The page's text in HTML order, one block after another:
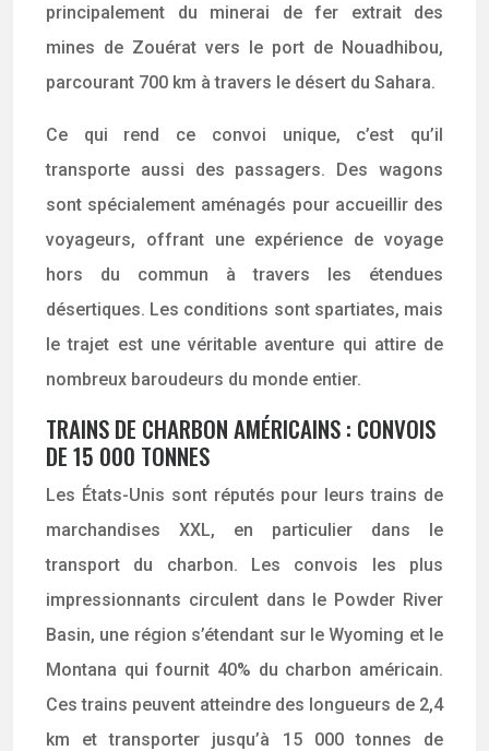
principalement du minerai de fer extrait des
mines de Zouérat vers le port de Nouadhibou,
parcourant 700 km à travers le désert du Sahara.
Ce qui rend ce convoi unique, c’est qu’il
transporte aussi des passagers. Des wagons
sont spécialement aménagés pour accueillir des
voyageurs, offrant une expérience de voyage
hors du commun à travers les étendues
désertiques. Les conditions sont spartiates, mais
le trajet est une véritable aventure qui attire de
nombreux baroudeurs du monde entier.
TRAINS DE CHARBON AMÉRICAINS : CONVOIS
DE 15 000 TONNES
Les États-Unis sont réputés pour leurs trains de
marchandises XXL, en particulier dans le
transport du charbon. Les convois les plus
impressionnants circulent dans le Powder River
Basin, une région s’étendant sur le Wyoming et le
Montana qui fournit 40% du charbon américain.
Ces trains peuvent atteindre des longueurs de 2,4
km et transporter jusqu’à 15 000 tonnes de